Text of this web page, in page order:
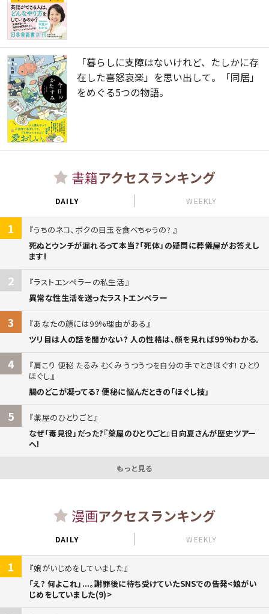
「暮らしに支障はないけれど、たしかに存
在した喜怒哀楽」を思い出して。「同居」
をめぐる5つの物語。
書籍アクセスランキング
DAILY WEEKLY
1
うちのネコ、ボクの目玉を食べちゃうの?
死ぬとウンチが漏れるって本当?「死体」の疑問に葬儀屋がお答えし
ます!
2
ラストエンペラーの私生活
異常な性生活を送ったラストエンペラー
3
あなたの顔には99%理由がある
ツリ目は人の話を聞かない? 人の性格は、顔を見れば99%わかる。
4
肩こり 便秘 たるみ むくみ うつうつを自分の手でときほぐす! ひとり
ほぐし
腸のどこが凝ってる? 便秘に悩んだときの「ほぐし技」
5
薬屋のひとりごと
なぜ「毒見役」だった?『薬屋のひとりごと』日向夏さんが歴史ツアー
へ!
もっと見る
漫画アクセスランキング
DAILY WEEKLY
1
娘がいじめをしていました
「え? 何よこれ」...。謝罪後に待ち受けていたSNSでの告発<娘がい
じめをしていました(9)>